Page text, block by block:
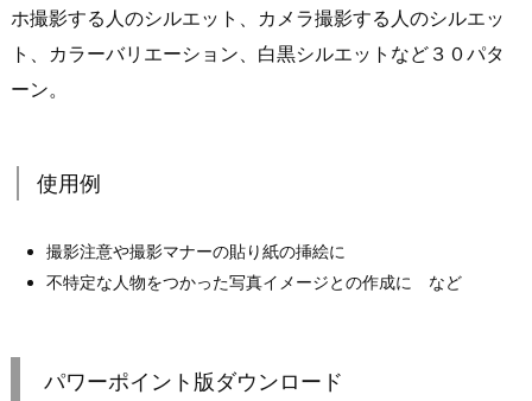
ホ撮影する人のシルエット、カメラ撮影する人のシルエッ
ト、カラーバリエーション、白黒シルエットなど３０パタ
ーン。
使用例
撮影注意や撮影マナーの貼り紙の挿絵に
不特定な人物をつかった写真イメージとの作成に など
パワーポイント版ダウンロード